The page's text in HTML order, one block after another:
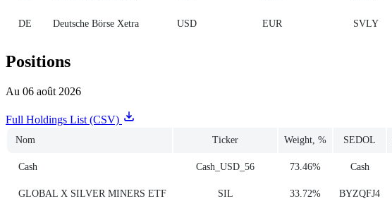
DE Deutsche Börse Xetra USD EUR SVLY
Positions
Au 06 août 2026
Full Holdings List (CSV)
Nom Ticker Weight, % SEDOL
Cash Cash_USD_56 73.46% Cash
GLOBAL X SILVER MINERS ETF SIL 33.72% BYZQFJ4